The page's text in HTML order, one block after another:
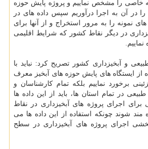
خاصی را مشخص نماییم و پروژه پایش حوزه
در آن به اجرا درآوریم سپس داده های در
نمونه را به مرور استخراج و از آنها برای
در دیگر نقاط کشور که شرایط اقلیمی
و آبخیزداری کشور تصریح کرد: نباید با
از ایستگاه های پایش حوزه های آبخیز معرف
برخورد نماییم بلکه تمام کارشناسان و
در تمام استان ها، باید از این داده ها
برای اجرای پروژه های آبخیزداری در نقاط
شوند چونکه استفاده از این داده ها می
اجرای پروژه های آبخیزداری در سطح